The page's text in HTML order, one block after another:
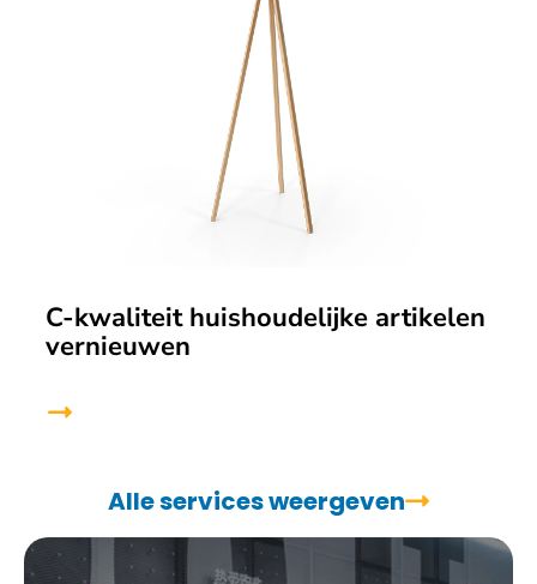
C-kwaliteit huishoudelijke artikelen
vernieuwen
Alle services weergeven